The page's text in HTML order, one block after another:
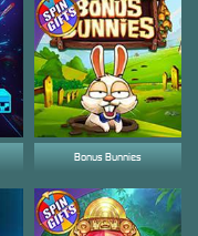
Bonus Bunnies